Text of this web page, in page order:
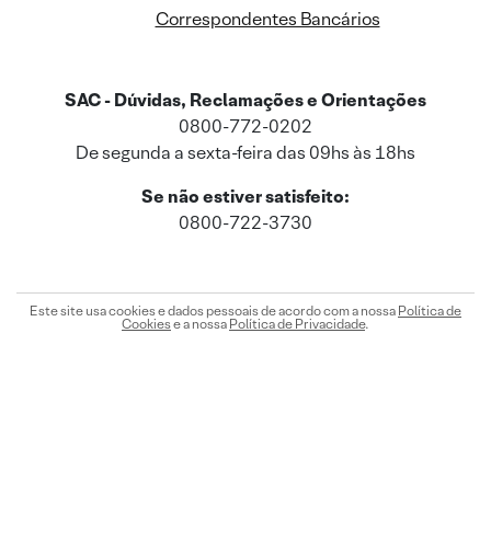
Correspondentes Bancários
SAC - Dúvidas, Reclamações e Orientações
0800-772-0202
De segunda a sexta-feira das 09hs às 18hs
Se não estiver satisfeito:
0800-722-3730
Este site usa cookies e dados pessoais de acordo com a nossa Política de
Cookiese a nossa Política de Privacidade.